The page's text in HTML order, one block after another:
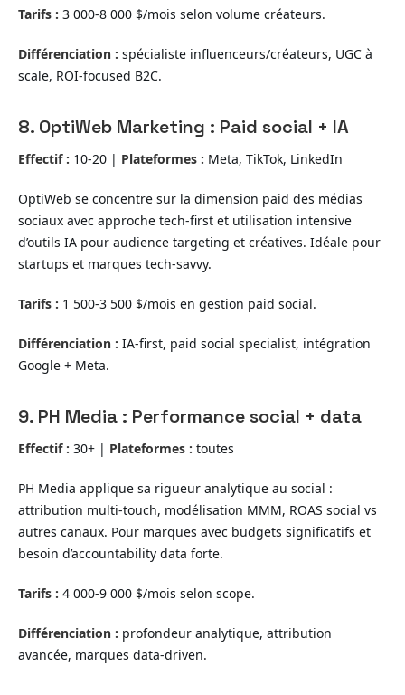
Tarifs : 3 000-8 000 $/mois selon volume créateurs.
Différenciation : spécialiste influenceurs/créateurs, UGC à
scale, ROI-focused B2C.
8. OptiWeb Marketing : Paid social + IA
Effectif : 10-20 | Plateformes : Meta, TikTok, LinkedIn
OptiWeb se concentre sur la dimension paid des médias
sociaux avec approche tech-first et utilisation intensive
d’outils IA pour audience targeting et créatives. Idéale pour
startups et marques tech-savvy.
Tarifs : 1 500-3 500 $/mois en gestion paid social.
Différenciation : IA-first, paid social specialist, intégration
Google + Meta.
9. PH Media : Performance social + data
Effectif : 30+ | Plateformes : toutes
PH Media applique sa rigueur analytique au social :
attribution multi-touch, modélisation MMM, ROAS social vs
autres canaux. Pour marques avec budgets significatifs et
besoin d’accountability data forte.
Tarifs : 4 000-9 000 $/mois selon scope.
Différenciation : profondeur analytique, attribution
avancée, marques data-driven.